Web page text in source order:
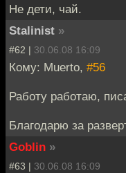
Не дети, чай.
Stalinist »
#62 | 30.06.08 16:09
Кому: Muerto, #56
Работу работаю,
Благодарю за
Goblin »
#63 | 30.06.08 16:09